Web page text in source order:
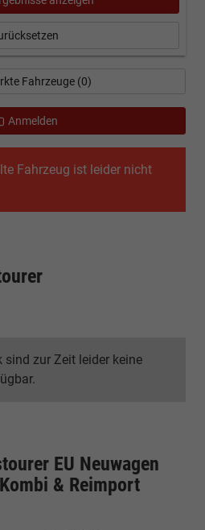
Fahrzeug ist leider nicht
sind zur Zeit leider keine
EU Neuwagen
& Reimport
Fahrzeuge (0)
Anmelden